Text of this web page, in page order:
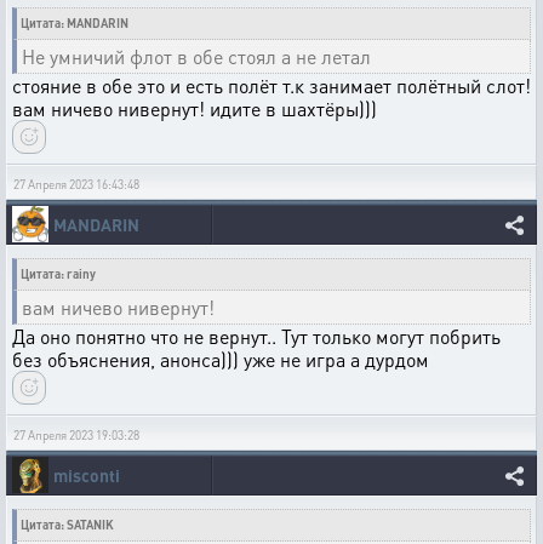
Цитата: MANDARIN
Не умничий флот в обе стоял а не летал
стояние в обе это и есть полёт т.к занимает полётный слот!
вам ничево нивернут! идите в шахтёры)))
27 Апреля 2023 16:43:48
MANDARIN
Цитата: rainy
вам ничево нивернут!
Да оно понятно что не вернут.. Тут только могут побрить
без объяснения, анонса))) уже не игра а дурдом
27 Апреля 2023 19:03:28
misconti
Цитата: SATANIK